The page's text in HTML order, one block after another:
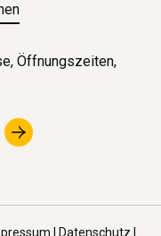
Öffnungszeiten,
Datenschutz